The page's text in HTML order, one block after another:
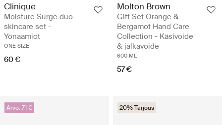
Clinique
Moisture Surge duo
skincare set -
Yönaamiot
ONE SIZE
60 €
Molton Brown
Gift Set Orange &
Bergamot Hand Care
Collection - Käsivoide
& jalkavoide
600 ML
57 €
Arvo: 71 € 20% Tarjous